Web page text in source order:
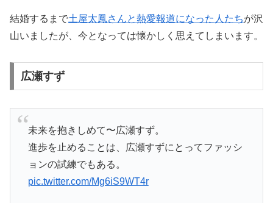
結婚するまで土屋太鳳さんと熱愛報道になった人たちが沢
山いましたが、今となっては懐かしく思えてしまいます。
広瀬すず
未来を抱きしめて〜広瀬すず。
進歩を止めることは、広瀬すずにとってファッシ
ョンの試練でもある。
pic.twitter.com/Mg6iS9WT4r